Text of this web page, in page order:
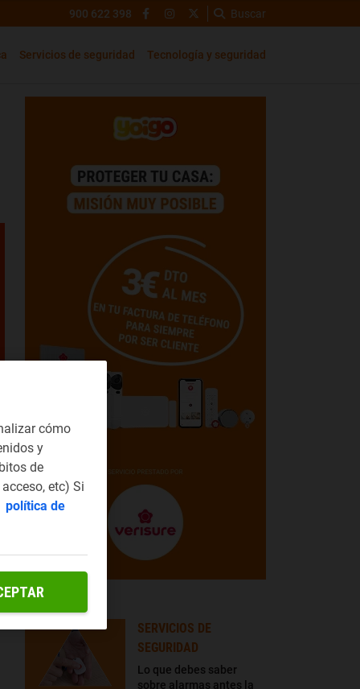
900 622 398 Buscar
Servicios de seguridad Tecnología y seguridad
SERVICIOS DE
SEGURIDAD
Lo que debes saber
sobre alarmas antes la
cómo
y
de
etc) Si
política de